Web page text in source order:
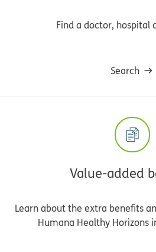
Find a doctor, hospital
Search
Value-added
Learn about the extra benefits
Humana Healthy Horizons